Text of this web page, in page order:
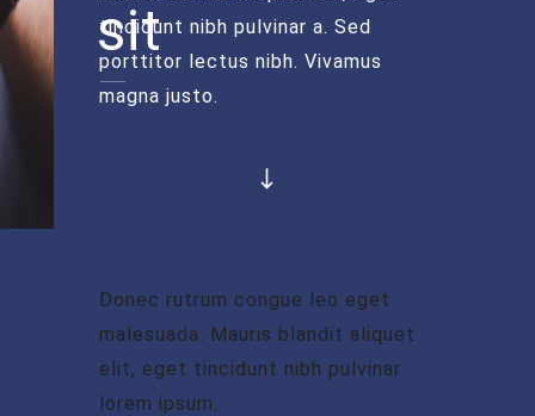
sit
tincidunt nibh pulvinar a. Sed
porttitor lectus nibh. Vivamus
magna justo.
Donec rutrum congue leo eget
malesuada. Mauris blandit aliquet
elit, eget tincidunt nibh pulvinar
lorem ipsum.